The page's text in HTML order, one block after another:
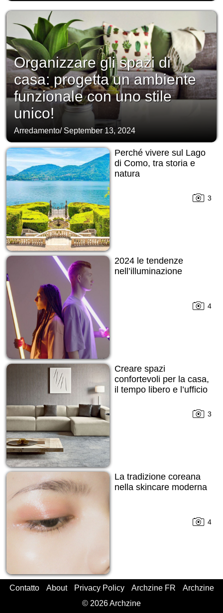
Organizzare gli spazi di
casa: progetta un ambiente
funzionale con uno stile
unico!
Arredamento/ September 13, 2024
Perché vivere sul Lago
di Como, tra storia e
natura
3
2024 le tendenze
nell’illuminazione
4
Creare spazi
confortevoli per la casa,
il tempo libero e l’ufficio
3
La tradizione coreana
nella skincare moderna
4
Contatto About Privacy Policy Archzine FR
Archzine
© 2026 Archzine